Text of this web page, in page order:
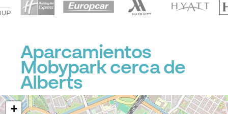
Aparcamientos
Mobypark cerca de
Alberts
+